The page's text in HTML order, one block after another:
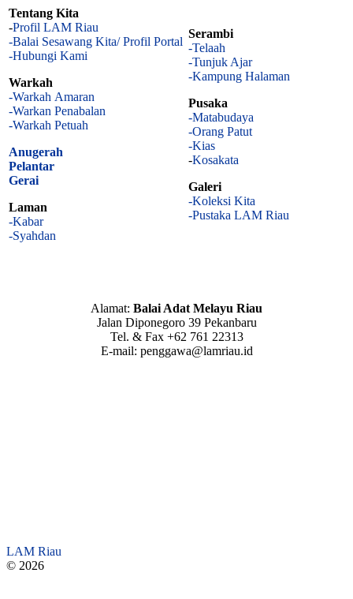
Tentang Kita
-Profil LAM Riau
-Balai Sesawang Kita/ Profil Portal
-Hubungi Kami
Warkah
-Warkah Amaran
-Warkan Penabalan
-Warkah Petuah
Anugerah
Pelantar
Gerai
Laman
-Kabar
-Syahdan
Serambi
-Telaah
-Tunjuk Ajar
-Kampung Halaman
Pusaka
-Matabudaya
-Orang Patut
-Kias
-Kosakata
Galeri
-Koleksi Kita
-Pustaka LAM Riau
Alamat: Balai Adat Melayu Riau
Jalan Diponegoro 39 Pekanbaru
Tel. & Fax +62 761 22313
E-mail: penggawa@lamriau.id
LAM Riau
© 2026